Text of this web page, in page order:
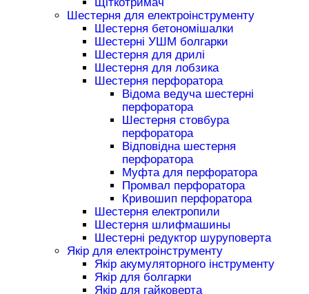
Щіткотримач
Шестерня для електроінструменту
Шестерня бетономішалки
Шестерні УШМ болгарки
Шестерня для дрилі
Шестерня для лобзика
Шестерня перфоратора
Відома ведуча шестерні
перфоратора
Шестерня стовбура
перфоратора
Відповідна шестерня
перфоратора
Муфта для перфоратора
Промвал перфоратора
Кривошип перфоратора
Шестерня електропили
Шестерня шлифмашины
Шестерні редуктор шуруповерта
Якір для електроінструменту
Якір акумуляторного інструменту
Якір для болгарки
Якір для гайковерта